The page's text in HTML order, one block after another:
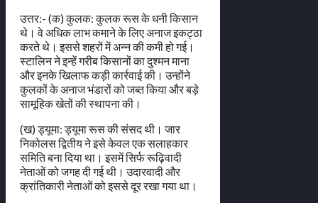
उत्तर:- (क) कुलक: कुलक रूस के धनी किसान
थे। वे अधिक लाभ कमाने के लिए अनाज इकट्ठा
करते थे। इससे शहरों में अन्न की कमी हो गई।
स्टालिन ने इन्हें गरीब किसानों का दुश्मन माना
और इनके खिलाफ कड़ी कार्रवाई की। उन्होंने
कुलकों के अनाज भंडारों को जब्त किया और बड़े
सामूहिक खेतों की स्थापना की।
(ख) ड्यूमा: ड्यूमा रूस की संसद थी। जार
निकोलस द्वितीय ने इसे केवल एक सलाहकार
समिति बना दिया था। इसमें सिर्फ रूढ़िवादी
नेताओं को जगह दी गई थी। उदारवादी और
क्रांतिकारी नेताओं को इससे दूर रखा गया था।